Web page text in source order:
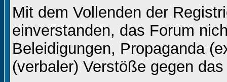
Mit dem Vollenden der
einverstanden, das Forum
Beleidigungen, Propaganda
(verbaler) Verstöße gegen